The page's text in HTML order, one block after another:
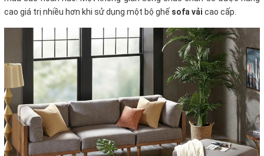
cao giá trị nhiều hơn khi sử dụng một bộ ghế sofa vải cao cấp.